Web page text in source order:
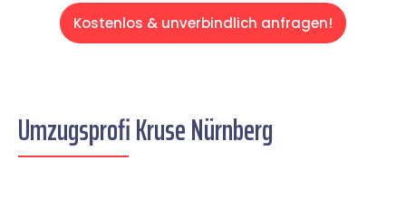
Kostenlos & unverbindlich anfragen!
Umzugsprofi Kruse Nürnberg